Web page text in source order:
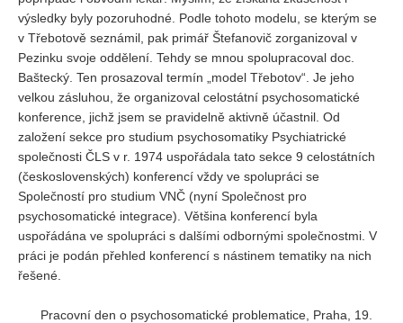
výsledky byly pozoruhodné. Podle tohoto modelu, se kterým se
v Třebotově seznámil, pak primář Štefanovič zorganizoval v
Pezinku svoje oddělení. Tehdy se mnou spolupracoval doc.
Baštecký. Ten prosazoval termín „model Třebotov“. Je jeho
velkou zásluhou, že organizoval celostátní psychosomatické
konference, jichž jsem se pravidelně aktivně účastnil. Od
založení sekce pro studium psychosomatiky Psychiatrické
společnosti ČLS v r. 1974 uspořádala tato sekce 9 celostátních
(československých) konferencí vždy ve spolupráci se
Společností pro studium VNČ (nyní Společnost pro
psychosomatické integrace). Většina konferencí byla
uspořádána ve spolupráci s dalšími odbornými společnostmi. V
práci je podán přehled konferencí s nástinem tematiky na nich
řešené.
Pracovní den o psychosomatické problematice, Praha, 19.